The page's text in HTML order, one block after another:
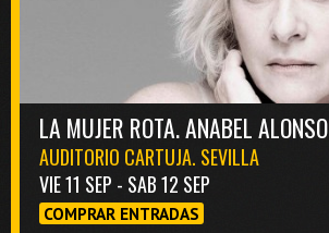
LA MUJER ROTA. ANABEL ALONSO
AUDITORIO CARTUJA. SEVILLA
VIE 11 SEP - SAB 12 SEP
COMPRAR ENTRADAS